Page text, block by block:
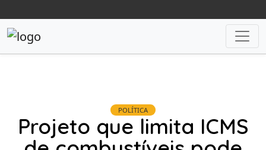
POLÍTICA
Projeto que limita ICMS